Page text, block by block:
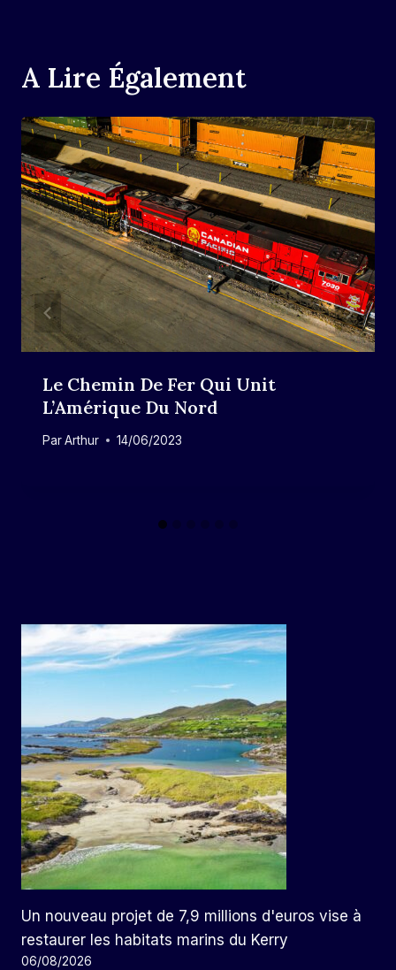
A Lire Également
Le Chemin De Fer Qui Unit
L’Amérique Du Nord
ParArthur 14/06/2023
Un nouveau projet de 7,9 millions d'euros vise à
restaurer les habitats marins du Kerry
06/08/2026